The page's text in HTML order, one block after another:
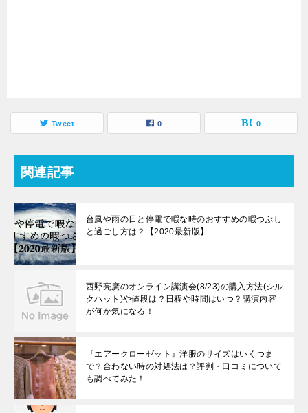
Tweet 0 0
関連記事
台風や雨の日と停電で暇な時のおすすめの暇つぶし
と過ごし方は？【2020最新版】
西野亮廣のオンライン講演会(8/23)の購入方法(シル
クハット)や値段は？日程や時間はいつ？講演内容
が何か気になる！
『エアークローゼット』洋服のサイズはいくつま
で？合わない時の対処法は？評判・口コミについて
も調べてみた！